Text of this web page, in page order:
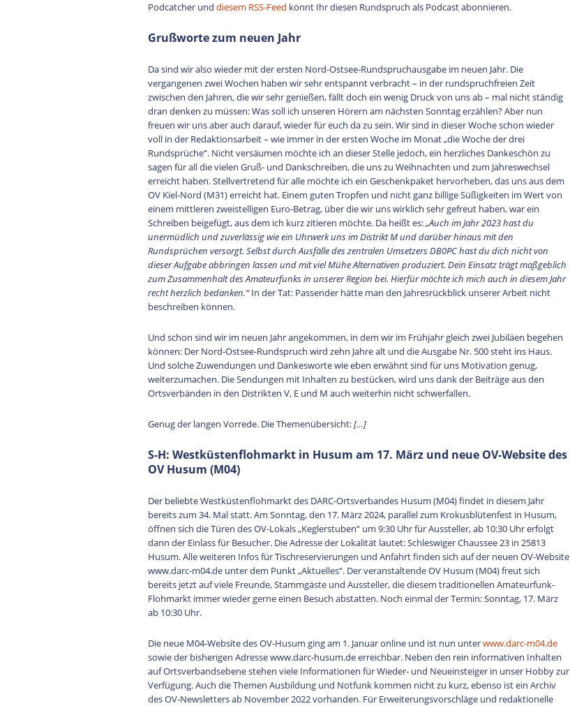
Podcatcher und diesem RSS-Feed könnt Ihr diesen Rundspruch als Podcast abonnieren.
Grußworte zum neuen Jahr
Da sind wir also wieder mit der ersten Nord-Ostsee-Rundspruchausgabe im neuen Jahr. Die
vergangenen zwei Wochen haben wir sehr entspannt verbracht – in der rundspruchfreien Zeit
zwischen den Jahren, die wir sehr genießen, fällt doch ein wenig Druck von uns ab – mal nicht ständig
dran denken zu müssen: Was soll ich unseren Hörern am nächsten Sonntag erzählen? Aber nun
freuen wir uns aber auch darauf, wieder für euch da zu sein. Wir sind in dieser Woche schon wieder
voll in der Redaktionsarbeit – wie immer in der ersten Woche im Monat „die Woche der drei
Rundsprüche“. Nicht versäumen möchte ich an dieser Stelle jedoch, ein herzliches Dankeschön zu
sagen für all die vielen Gruß- und Dankschreiben, die uns zu Weihnachten und zum Jahreswechsel
erreicht haben. Stellvertretend für alle möchte ich ein Geschenkpaket hervorheben, das uns aus dem
OV Kiel-Nord (M31) erreicht hat. Einem guten Tropfen und nicht ganz billige Süßigkeiten im Wert von
einem mittleren zweistelligen Euro-Betrag, über die wir uns wirklich sehr gefreut haben, war ein
Schreiben beigefügt, aus dem ich kurz zitieren möchte. Da heißt es:„Auch im Jahr 2023 hast du
unermüdlich und zuverlässig wie ein Uhrwerk uns im Distrikt M und darüber hinaus mit den
Rundsprüchen versorgt. Selbst durch Ausfälle des zentralen Umsetzers DB0PC hast du dich nicht von
dieser Aufgabe abbringen lassen und mit viel Mühe Alternativen produziert. Dein Einsatz trägt maßgeblich
zum Zusammenhalt des Amateurfunks in unserer Region bei. Hierfür möchte ich mich auch in diesem Jahr
recht herzlich bedanken.“In der Tat: Passender hätte man den Jahresrückblick unserer Arbeit nicht
beschreiben können.
Und schon sind wir im neuen Jahr angekommen, in dem wir im Frühjahr gleich zwei Jubiläen begehen
können: Der Nord-Ostsee-Rundspruch wird zehn Jahre alt und die Ausgabe Nr. 500 steht ins Haus.
Und solche Zuwendungen und Dankesworte wie eben erwähnt sind für uns Motivation genug,
weiterzumachen. Die Sendungen mit Inhalten zu bestücken, wird uns dank der Beiträge aus den
Ortsverbänden in den Distrikten V, E und M auch weiterhin nicht schwerfallen.
Genug der langen Vorrede. Die Themenübersicht:[…]
S-H: Westküstenflohmarkt in Husum am 17. März und neue OV-Website des
OV Husum (M04)
Der beliebte Westküstenflohmarkt des DARC-Ortsverbandes Husum (M04) findet in diesem Jahr
bereits zum 34. Mal statt. Am Sonntag, den 17. März 2024, parallel zum Krokusblütenfest in Husum,
öffnen sich die Türen des OV-Lokals „Keglerstuben“ um 9:30 Uhr für Aussteller, ab 10:30 Uhr erfolgt
dann der Einlass für Besucher. Die Adresse der Lokalität lautet: Schleswiger Chaussee 23 in 25813
Husum. Alle weiteren Infos für Tischreservierungen und Anfahrt finden sich auf der neuen OV-Website
www.darc-m04.de unter dem Punkt „Aktuelles“. Der veranstaltende OV Husum (M04) freut sich
bereits jetzt auf viele Freunde, Stammgäste und Aussteller, die diesem traditionellen Amateurfunk-
Flohmarkt immer wieder gerne einen Besuch abstatten. Noch einmal der Termin: Sonntag, 17. März
ab 10:30 Uhr.
Die neue M04-Website des OV-Husum ging am 1. Januar online und ist nun unterwww.darc-m04.de
sowie der bisherigen Adresse www.darc-husum.de erreichbar. Neben den rein informativen Inhalten
auf Ortsverbandsebene stehen viele Informationen für Wieder- und Neueinsteiger in unser Hobby zur
Verfügung. Auch die Themen Ausbildung und Notfunk kommen nicht zu kurz, ebenso ist ein Archiv
des OV-Newsletters ab November 2022 vorhanden. Für Erweiterungsvorschläge und redaktionelle